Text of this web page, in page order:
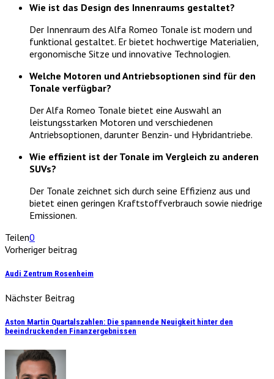
Wie ist das Design des Innenraums gestaltet?
Der Innenraum des Alfa Romeo Tonale ist modern und
funktional gestaltet. Er bietet hochwertige Materialien,
ergonomische Sitze und innovative Technologien.
Welche Motoren und Antriebsoptionen sind für den
Tonale verfügbar?
Der Alfa Romeo Tonale bietet eine Auswahl an
leistungsstarken Motoren und verschiedenen
Antriebsoptionen, darunter Benzin- und Hybridantriebe.
Wie effizient ist der Tonale im Vergleich zu anderen
SUVs?
Der Tonale zeichnet sich durch seine Effizienz aus und
bietet einen geringen Kraftstoffverbrauch sowie niedrige
Emissionen.
Teilen0
Vorheriger beitrag
Audi Zentrum Rosenheim
Nächster Beitrag
Aston Martin Quartalszahlen: Die spannende Neuigkeit hinter den
beeindruckenden Finanzergebnissen